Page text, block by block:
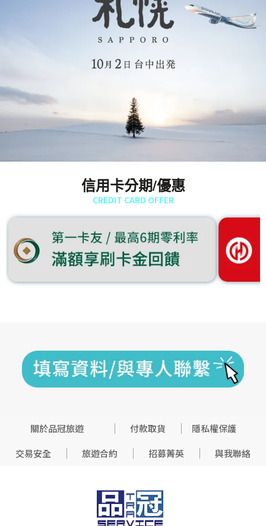
信用卡分期/優惠
CREDIT CARD OFFER
關於品冠旅遊 付款取貨
隱私權保護
交易安全
旅遊合約 招募菁英 與我聯絡